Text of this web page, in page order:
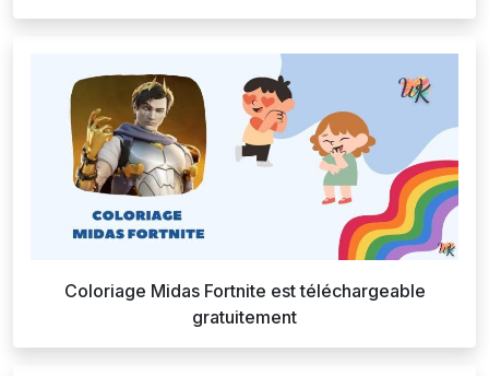
Coloriage Midas Fortnite est téléchargeable
gratuitement